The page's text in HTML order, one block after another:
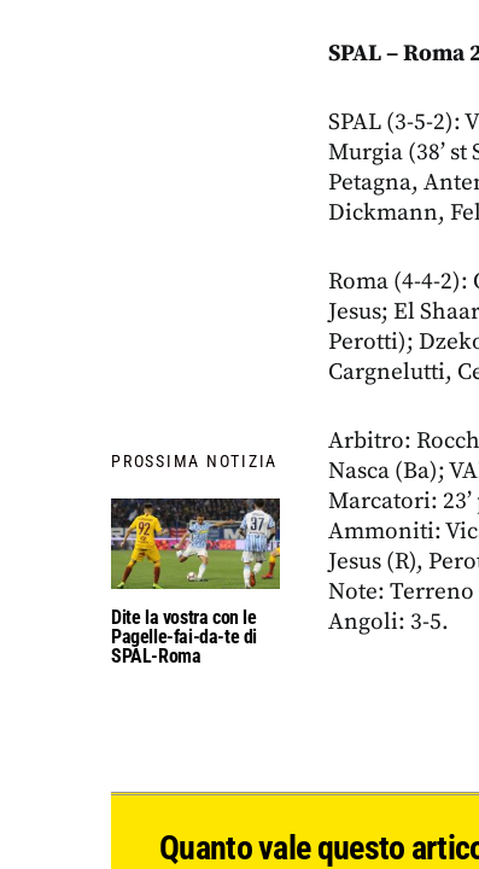
PROSSIMA NOTIZIA
Dite la vostra con le
Pagelle-fai-da-te di
SPAL-Roma
SPAL – Roma
SPAL (3-5-2):
Murgia (38’
Petagna,
Dickmann,
Roma (4-4-2):
Jesus; El
Perotti);
Cargnelutti,
Arbitro:
Nasca (Ba);
Marcatori: 23’
Ammoniti:
Jesus (R),
Note: Terreno
Angoli: 3-5.
Quanto vale questo